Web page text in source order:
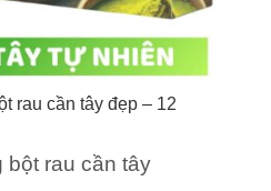
rau cần tây đẹp – 12
bột rau cần tây